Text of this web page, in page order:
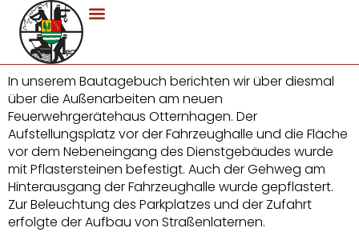
In unserem Bautagebuch berichten wir über diesmal
über die Außenarbeiten am neuen
Feuerwehrgerätehaus Otternhagen. Der
Aufstellungsplatz vor der Fahrzeughalle und die Fläche
vor dem Nebeneingang des Dienstgebäudes wurde
mit Pflastersteinen befestigt. Auch der Gehweg am
Hinterausgang der Fahrzeughalle wurde gepflastert.
Zur Beleuchtung des Parkplatzes und der Zufahrt
erfolgte der Aufbau von Straßenlaternen.